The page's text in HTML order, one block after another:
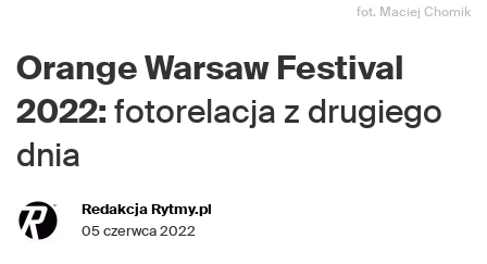
fot. Maciej Chomik
Orange Warsaw Festival
2022: fotorelacja z drugiego
dnia
Redakcja Rytmy.pl
05 czerwca 2022